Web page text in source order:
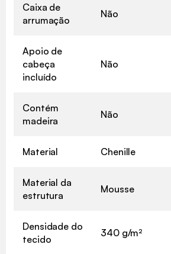
Caixa de
arrumação
Não
Apoio de
cabeça
incluído
Não
Contém
madeira
Não
Material Chenille
Material da
estrutura
Mousse
Densidade do
tecido
340 g/m²